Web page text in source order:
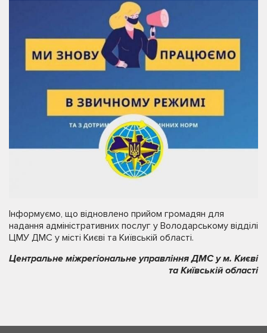
Інформуємо, що відновлено прийом громадян для
надання адміністративних послуг у Володарському відділі
ЦМУ ДМС у місті Києві та Київській області.
Центральне міжрегіональне управління ДМС у м. Києві
та Київській області